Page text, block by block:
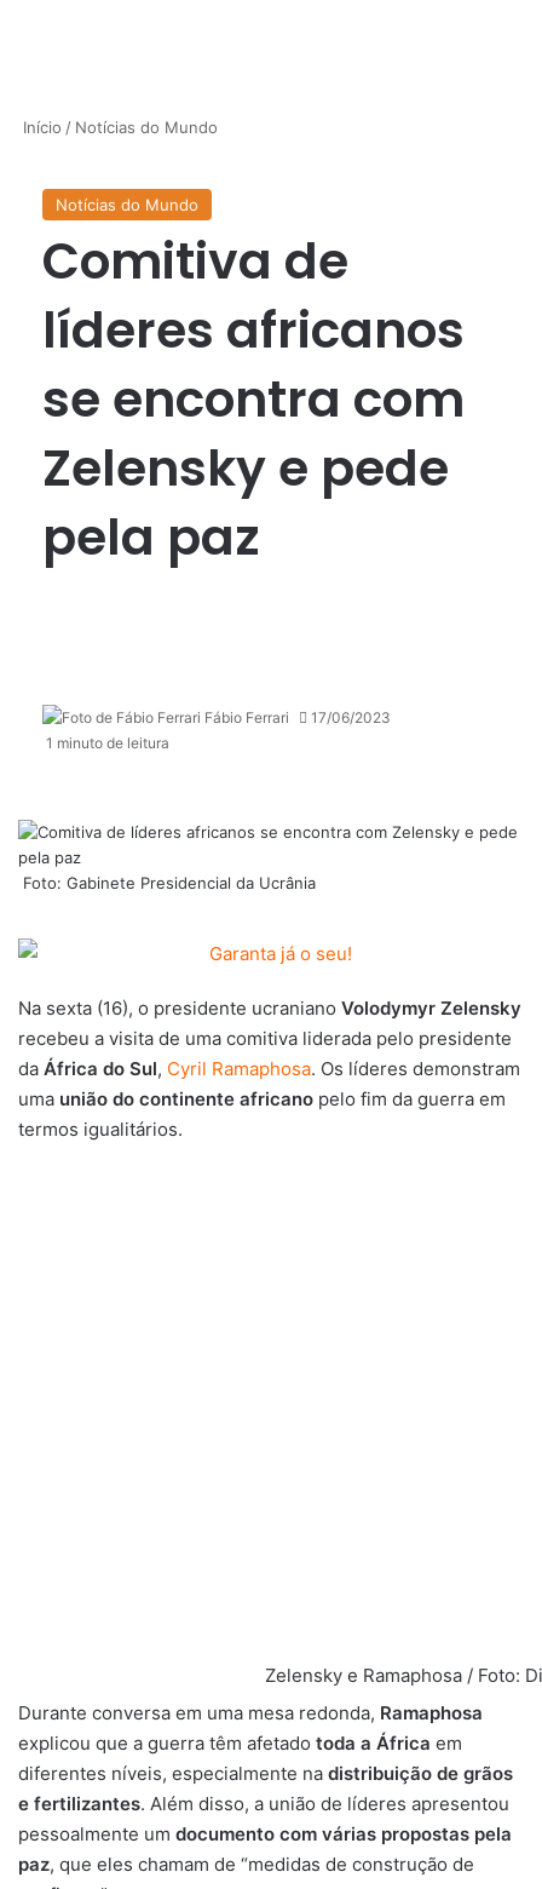
Início / Notícias do Mundo
Notícias do Mundo
Comitiva de
líderes africanos
se encontra com
Zelensky e pede
pela paz
Fábio Ferrari
17/06/2023
1 minuto de leitura
Foto: Gabinete Presidencial da Ucrânia
Na sexta (16), o presidente ucraniano Volodymyr Zelensky
recebeu a visita de uma comitiva liderada pelo presidente
da África do Sul, Cyril Ramaphosa. Os líderes demonstram
uma união do continente africano pelo fim da guerra em
termos igualitários.
Zelensky e Ramaphosa / Foto:
Durante conversa em uma mesa redonda, Ramaphosa
explicou que a guerra têm afetado toda a África em
diferentes níveis, especialmente na distribuição de grãos
e fertilizantes. Além disso, a união de líderes apresentou
pessoalmente um documento com várias propostas pela
paz, que eles chamam de “medidas de construção de